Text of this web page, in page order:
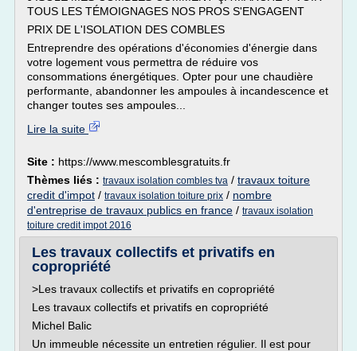
TOUS LES TÉMOIGNAGES NOS PROS S'ENGAGENT
PRIX DE L'ISOLATION DES COMBLES
Entreprendre des opérations d'économies d'énergie dans
votre logement vous permettra de réduire vos
consommations énergétiques. Opter pour une chaudière
performante, abandonner les ampoules à incandescence et
changer toutes ses ampoules...
Lire la suite
Site : https://www.mescomblesgratuits.fr
Thèmes liés : travaux isolation combles tva / travaux toiture
credit d'impot / travaux isolation toiture prix / nombre
d'entreprise de travaux publics en france / travaux isolation
toiture credit impot 2016
Les travaux collectifs et privatifs en
copropriété
>Les travaux collectifs et privatifs en copropriété
Les travaux collectifs et privatifs en copropriété
Michel Balic
Un immeuble nécessite un entretien régulier. Il est pour